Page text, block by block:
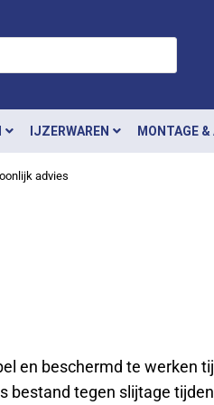
IJZERWAREN MONTAGE &
advies
en beschermd te werken
bestand tegen slijtage